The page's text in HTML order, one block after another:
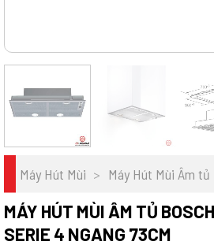
Máy Hút Mùi > Máy Hút Mùi Âm tủ
MÁY HÚT MÙI ÂM TỦ
SERIE 4 NGANG 73CM